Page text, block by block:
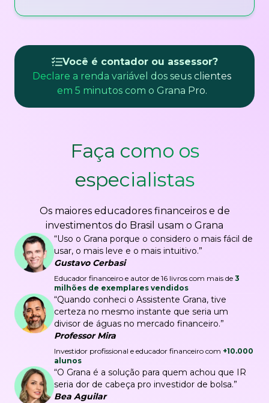
Você é contador ou assessor?
Declare a renda variável dos seus clientes
em 5 minutos com o Grana Pro.
Faça como os
especialistas
Os maiores educadores financeiros e de
investimentos do Brasil usam o Grana
“Uso o Grana porque o considero o mais fácil de
usar, o mais leve e o mais intuitivo.”
Gustavo Cerbasi
Educador financeiro e autor de 16 livros com mais de 3
milhões de exemplares vendidos
“Quando conheci o Assistente Grana, tive
certeza no mesmo instante que seria um
divisor de águas no mercado financeiro.”
Professor Mira
Investidor profissional e educador financeiro com +10.000
alunos
“O Grana é a solução para quem achou que IR
seria dor de cabeça pro investidor de bolsa.”
Bea Aguilar